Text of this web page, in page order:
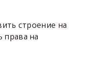
строение на
права на